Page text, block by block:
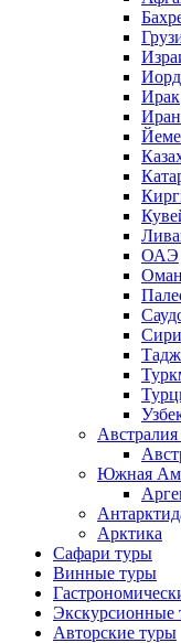
Ирак
Иран
ОАЭ
Оман
Южная
Арктика
Сафари туры
Винные туры
Экскурсионные
Авторские туры